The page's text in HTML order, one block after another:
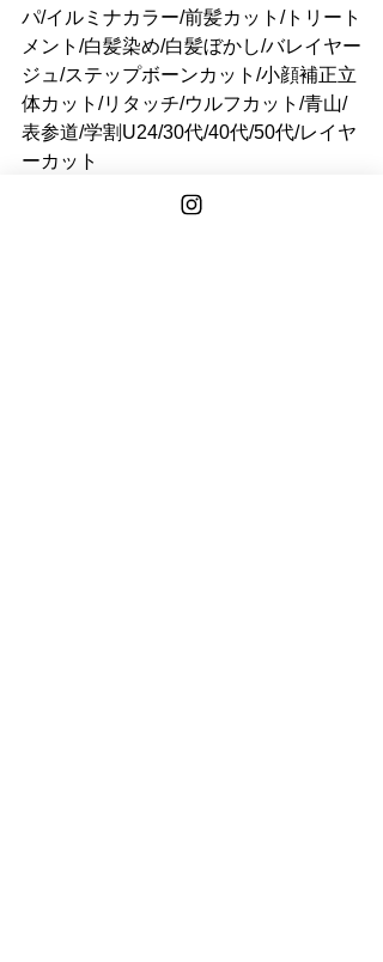
パ/イルミナカラー/前髪カット/トリート
メント/白髪染め/白髪ぼかし/バレイヤー
ジュ/ステップボーンカット/小顔補正立
体カット/リタッチ/ウルフカット/青山/
表参道/学割U24/30代/40代/50代/レイヤ
ーカット